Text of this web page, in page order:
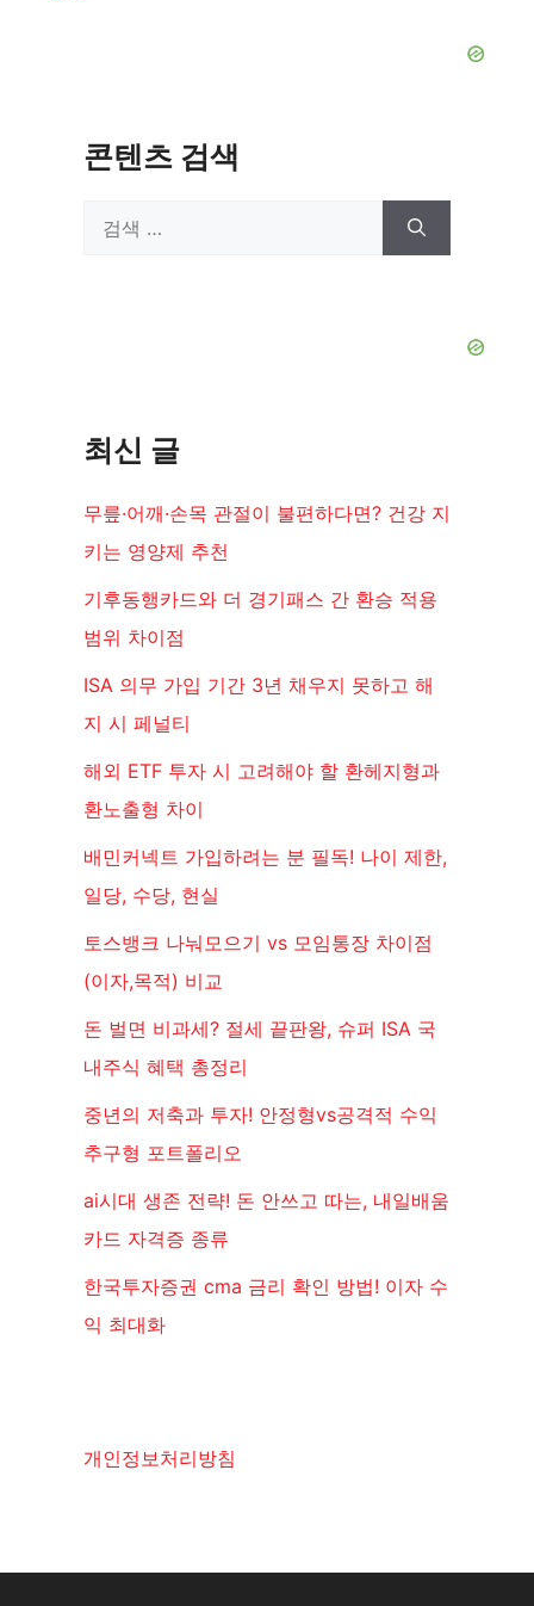
콘텐츠 검색
최신 글
무릎·어깨·손목 관절이 불편하다면? 건강 지
키는 영양제 추천
기후동행카드와 더 경기패스 간 환승 적용
범위 차이점
ISA 의무 가입 기간 3년 채우지 못하고 해
지 시 페널티
해외 ETF 투자 시 고려해야 할 환헤지형과
환노출형 차이
배민커넥트 가입하려는 분 필독! 나이 제한,
일당, 수당, 현실
토스뱅크 나눠모으기 vs 모임통장 차이점
(이자,목적) 비교
돈 벌면 비과세? 절세 끝판왕, 슈퍼 ISA 국
내주식 혜택 총정리
중년의 저축과 투자! 안정형vs공격적 수익
추구형 포트폴리오
ai시대 생존 전략! 돈 안쓰고 따는, 내일배움
카드 자격증 종류
한국투자증권 cma 금리 확인 방법! 이자 수
익 최대화
개인정보처리방침